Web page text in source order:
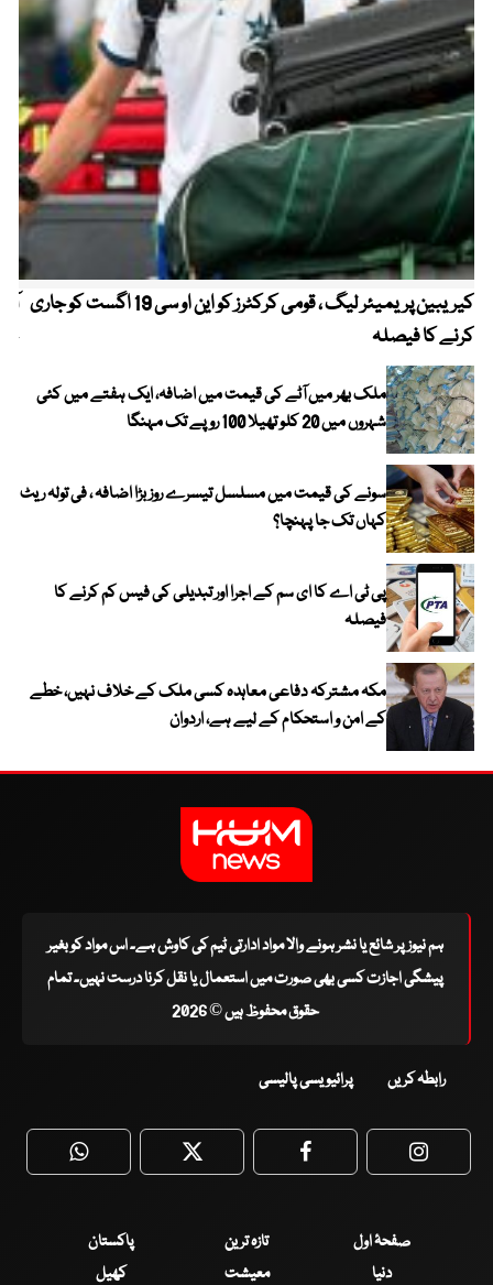
کیریبین پریمیئر لیگ ، قومی کرکٹرز کو این او سی 19 اگست کو جاری
کرنے کا فیصلہ
ملک بھر میں آٹے کی قیمت میں اضافہ، ایک ہفتے میں کئی
شہروں میں 20 کلو تھیلا 100 روپے تک مہنگا
سونے کی قیمت میں مسلسل تیسرے روز بڑا اضافہ ، فی تولہ ریٹ
کہاں تک جا پہنچا؟
پی ٹی اے کا ای سم کے اجرا اور تبدیلی کی فیس کم کرنے کا
فیصلہ
مکہ مشترکہ دفاعی معاہدہ کسی ملک کے خلاف نہیں، خطے
کے امن و استحکام کے لیے ہے، اردوان
ہم نیوز پر شائع یا نشر ہونے والا مواد ادارتی ٹیم کی کاوش ہے۔ اس مواد کو بغیر
پیشگی اجازت کسی بھی صورت میں استعمال یا نقل کرنا درست نہیں۔ تمام
حقوق محفوظ ہیں © 2026
رابطہ کریں پرائیویسی پالیسی
WhatsApp Twitter Facebook
صفحۂ اول تازہ ترین
پاکستان
دنیا
معیشت کھیل